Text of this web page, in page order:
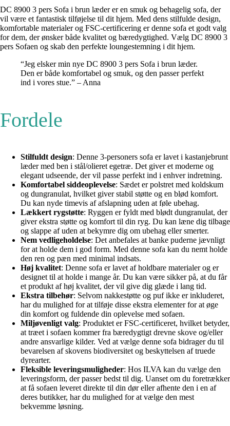
DC 8900 3 pers Sofa i brun læder er en smuk og behagelig sofa, der
vil være et fantastisk tilføjelse til dit hjem. Med dens stilfulde design,
komfortable materialer og FSC-certificering er denne sofa et godt valg
for dem, der ønsker både kvalitet og bæredygtighed. Vælg DC 8900 3
pers Sofaen og skab den perfekte loungestemning i dit hjem.
“Jeg elsker min nye DC 8900 3 pers Sofa i brun læder.
Den er både komfortabel og smuk, og den passer perfekt
ind i vores stue.” – Anna
Fordele
Stilfuldt design: Denne 3-personers sofa er lavet i kastanjebrunt
læder med ben i stål/olieret egetræ. Det giver et moderne og
elegant udseende, der vil passe perfekt ind i enhver indretning.
Komfortabel siddeoplevelse: Sædet er polstret med koldskum
og dungranulat, hvilket giver stabil støtte og en blød komfort.
Du kan nyde timevis af afslapning uden at føle ubehag.
Lækkert rygstøtte: Ryggen er fyldt med blødt dungranulat, der
giver ekstra støtte og komfort til din ryg. Du kan læne dig tilbage
og slappe af uden at bekymre dig om ubehag eller smerter.
Nem vedligeholdelse: Det anbefales at banke puderne jævnligt
for at holde dem i god form. Med denne sofa kan du nemt holde
den ren og pæn med minimal indsats.
Høj kvalitet: Denne sofa er lavet af holdbare materialer og er
designet til at holde i mange år. Du kan være sikker på, at du får
et produkt af høj kvalitet, der vil give dig glæde i lang tid.
Ekstra tilbehør: Selvom nakkestøtte og puf ikke er inkluderet,
har du mulighed for at tilføje disse ekstra elementer for at øge
din komfort og fuldende din oplevelse med sofaen.
Miljøvenligt valg: Produktet er FSC-certificeret, hvilket betyder,
at træet i sofaen kommer fra bæredygtigt drevne skove og/eller
andre ansvarlige kilder. Ved at vælge denne sofa bidrager du til
bevarelsen af ​​skovens biodiversitet og beskyttelsen af ​​truede
dyrearter.
Fleksible leveringsmuligheder: Hos ILVA kan du vælge den
leveringsform, der passer bedst til dig. Uanset om du foretrækker
at få sofaen leveret direkte til din dør eller afhente den i en af ​​
deres butikker, har du mulighed for at vælge den mest
bekvemme løsning.